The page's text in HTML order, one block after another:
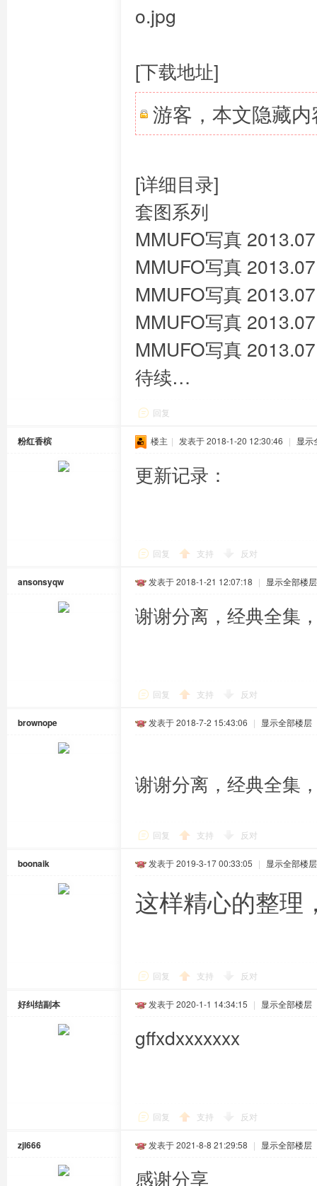
[下载地址]
游客，本文隐藏内
[详细目录]
套图系列
MMUFO写真
MMUFO写真
MMUFO写真
MMUFO写真
MMUFO写真
待续…
回复
粉红香槟 楼主 | 发表于 2018-1-20 12:30:46 | 显示
更新记录：
回复 支持 反对
ansonsyqw 发表于 2018-1-21 12:07:18 | 显示全部楼层
谢谢分离，经典全集
回复 支持 反对
brownope 发表于 2018-7-2 15:43:06 | 显示全部楼层
谢谢分离，经典全集
回复 支持 反对
boonaik 发表于 2019-3-17 00:33:05 | 显示全部楼层
这样精心的整理
回复 支持 反对
好纠结副本 发表于 2020-1-1 14:34:15 | 显示全部楼层
gffxdxxxxxxx
回复 支持 反对
zjl666 发表于 2021-8-8 21:29:58 | 显示全部楼层
感谢分享